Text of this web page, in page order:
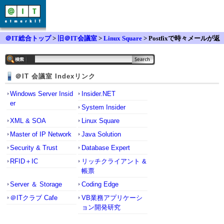
＠IT総合トップ> 旧＠IT会議室 > Linux Square > Postfixで時々メールが返
＠IT 会議室 Indexリンク
Windows Server Insid
er
Insider.NET
System Insider
XML & SOA
Linux Square
Master of IP Network
Java Solution
Security & Trust
Database Expert
RFID＋IC
リッチクライアント &
帳票
Server ＆ Storage
Coding Edge
＠ITクラブ Cafe
VB業務アプリケーシ
ョン開発研究